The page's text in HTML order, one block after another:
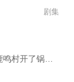
剧集
片红。麦香举办了“鹿鸣草莓节”，长春的客人蜂拥而来，鹿鸣村立即名声大振。